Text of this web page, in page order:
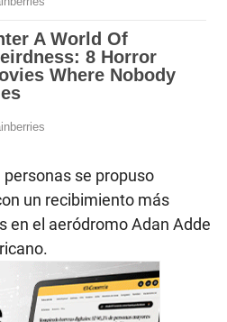
se propuso
un recibimiento más
en el aeródromo Adan Adde